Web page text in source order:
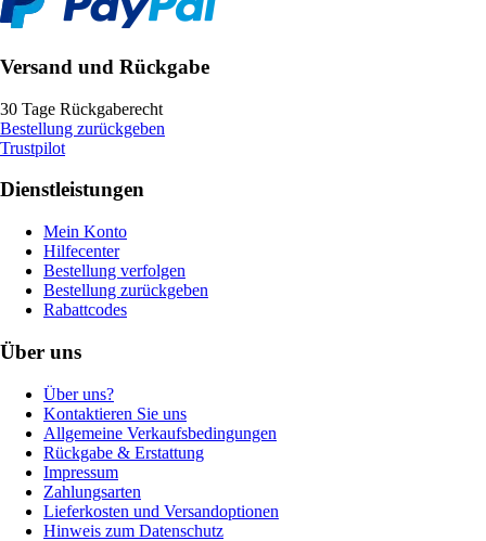
Versand und Rückgabe
30 Tage Rückgaberecht
Bestellung zurückgeben
Trustpilot
Dienstleistungen
Mein Konto
Hilfecenter
Bestellung verfolgen
Bestellung zurückgeben
Rabattcodes
Über uns
Über uns?
Kontaktieren Sie uns
Allgemeine Verkaufsbedingungen
Rückgabe & Erstattung
Impressum
Zahlungsarten
Lieferkosten und Versandoptionen
Hinweis zum Datenschutz